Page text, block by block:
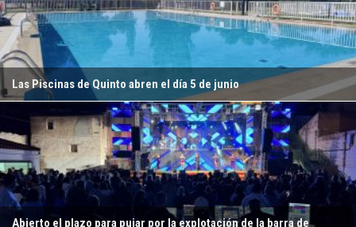
Las Piscinas de Quinto abren el día 5 de junio
Abierto el plazo para pujar por la explotación de la barra de